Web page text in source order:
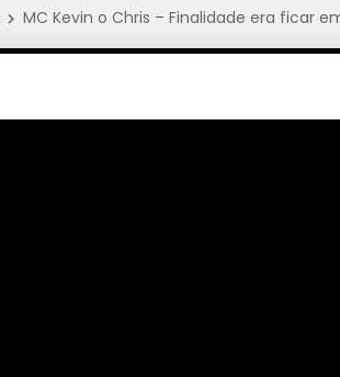
MC Kevin o Chris – Finalidade era ficar